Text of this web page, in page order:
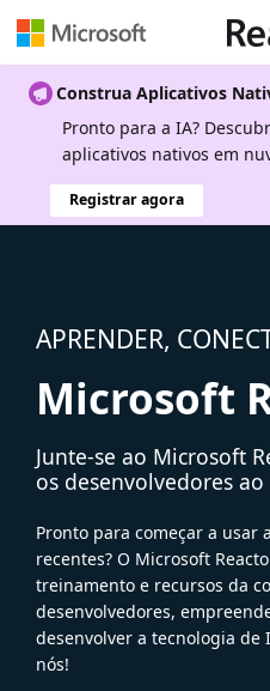
Construa Aplicativos
Pronto para a IA?
aplicativos nativos em
Registrar agora
APRENDER,
Microsoft
Junte-se ao Microsoft
os desenvolvedores ao
Pronto para começar a usar
recentes? O Microsoft
treinamento e recursos da
desenvolvedores,
desenvolver a tecnologia de
nós!